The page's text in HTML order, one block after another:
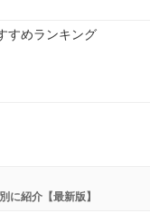
すめランキング
に紹介【最新版】